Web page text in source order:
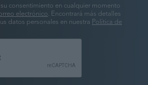
consentimiento en cualquier momento
electrónico . Encontrará más detalles
datos personales en nuestra Política de